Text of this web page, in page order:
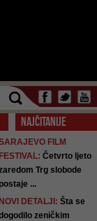
NAJČITANIJE
FILM
FESTIVAL: Četvrto ljeto
Trg slobode
postaje ...
NOVI DETALJI: Šta se
zeničkim